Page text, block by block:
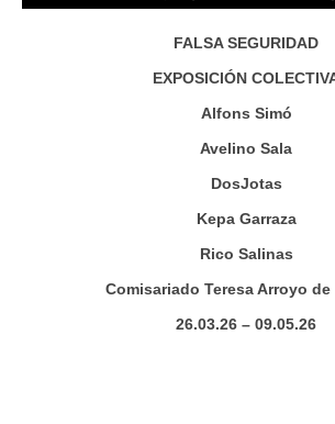
FALSA SEGURIDAD
EXPOSICIÓN
Alfons Simó
Avelino Sala
DosJotas
Kepa Garraza
Rico Salinas
Comisariado Teresa Arroyo de
26.03.26 – 09.05.26